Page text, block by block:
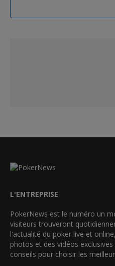
L'ENTREPRISE
PokerNews est le numéro un
visiteurs trouveront
l'actualité du poker live et
photos et des vidéos
conseils pour choisir les